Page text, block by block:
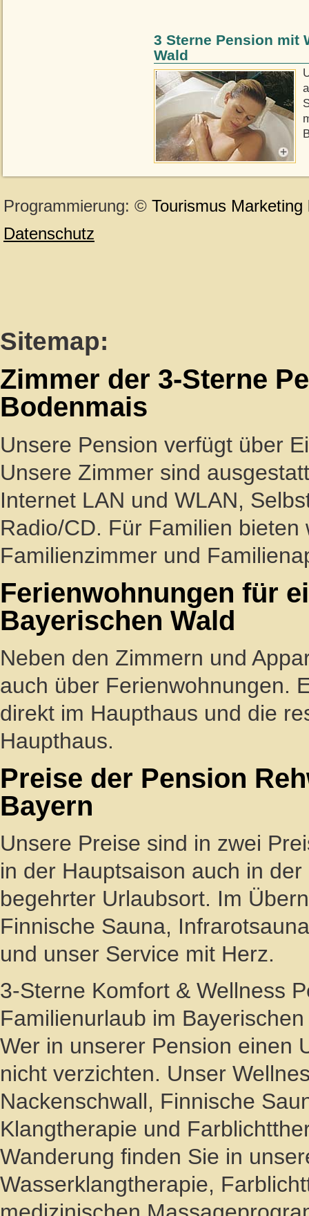
3 Sterne Pension mit
Wald
Programmierung: © Tourismus Marketing
Datenschutz
Sitemap:
Zimmer der 3-Sterne
Bodenmais
Unsere Pension verfügt über
Unsere Zimmer sind
Internet LAN und WLAN,
Radio/CD. Für Familien
Familienzimmer und
Ferienwohnungen für
Bayerischen Wald
Neben den Zimmern und
auch über Ferienwohnungen.
direkt im Haupthaus und die
Haupthaus.
Preise der Pension
Bayern
Unsere Preise sind in zwei
in der Hauptsaison auch in
begehrter Urlaubsort. Im
Finnische Sauna,
und unser Service mit Herz.
3-Sterne Komfort & Wellness
Familienurlaub im
Wer in unserer Pension einen
nicht verzichten. Unser
Nackenschwall, Finnische
Klangtherapie und
Wanderung finden Sie in
Wasserklangtherapie,